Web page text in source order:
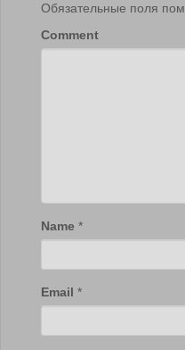
Обязательные поля
Comment
Name *
Email *